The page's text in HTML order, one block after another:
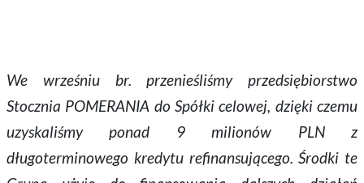
We wrześniu br. przenieśliśmy przedsiębiorstwo
Stocznia POMERANIA do Spółki celowej, dzięki czemu
uzyskaliśmy ponad 9 milionów PLN z
długoterminowego kredytu refinansującego. Środki te